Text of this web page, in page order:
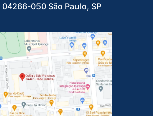
04266-050 São Paulo, SP